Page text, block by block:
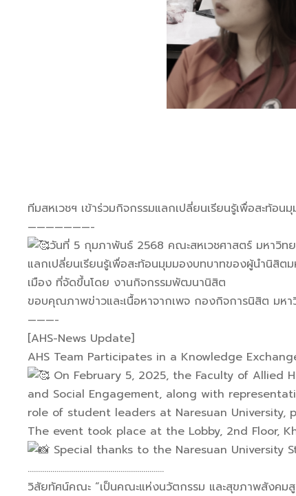
ทีมสหเวชฯ เข้าร่วมกิจกรรมแลกเปลี่ยนเรียนรู้เพื่อสะท้อ
———————-
วันที่ 5 กุมภาพันธ์ 2568 คณะสหเวชศาสตร์ มหาวิ
แลกเปลี่ยนเรียนรู้เพื่อสะท้อนมุมมองบทบาทของผู้นำนิสิ
เมือง ที่จัดขึ้นโดย งานกิจกรรมพัฒนานิสิต
ขอบคุณภาพข่าวและเนื้อหาจากเพจ กองกิจการนิสิต มหา
———-
[AHS-News Update]
AHS Team Participates in a Knowledge
On February 5, 2025, the Faculty of Allied
and Social Engagement, along with
role of student leaders at Naresuan
The event took place at the Lobby, 2nd Floor,
Special thanks to the Naresuan
…………………………………………………………
วิสัยทัศน์คณะ “เป็นคณะแห่งนวัตกรรม และสุขภาพสังคม